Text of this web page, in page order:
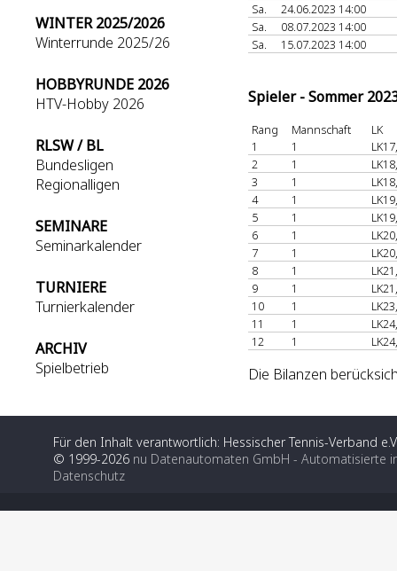
WINTER 2025/2026
Winterrunde 2025/26
HOBBYRUNDE 2026
HTV-Hobby 2026
RLSW / BL
Bundesligen
Regionalligen
SEMINARE
Seminarkalender
TURNIERE
Turnierkalender
ARCHIV
Spielbetrieb
Sa.
24.06.2023 14:00
Sa.
08.07.2023 14:00
Sa.
15.07.2023 14:00
Spieler - Sommer
Rang Mannschaft
LK
1
1
2
1
3
1
4
1
5
1
6
1
7
1
8
1
9
1
10
1
11
1
12
1
Die Bilanzen
Für den Inhalt verantwortlich: Hessischer Tennis-Verband
© 1999-2026 nu Datenautomaten GmbH - Automatisierte
Datenschutz